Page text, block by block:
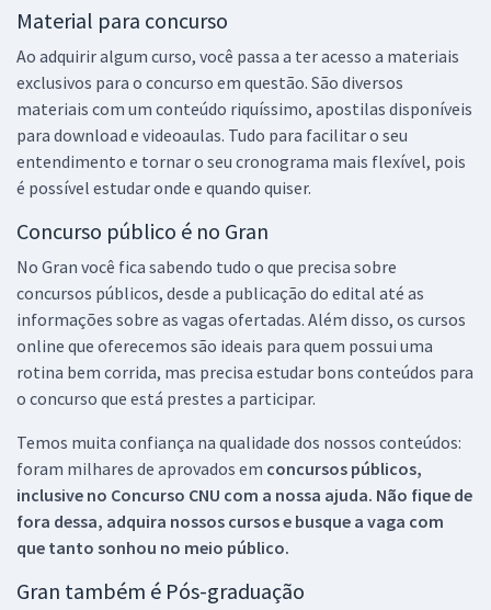
Material para concurso
Ao adquirir algum curso, você passa a ter acesso a materiais
exclusivos para o concurso em questão. São diversos
materiais com um conteúdo riquíssimo, apostilas disponíveis
para download e videoaulas. Tudo para facilitar o seu
entendimento e tornar o seu cronograma mais flexível, pois
é possível estudar onde e quando quiser.
Concurso público é no Gran
No Gran você fica sabendo tudo o que precisa sobre
concursos públicos, desde a publicação do edital até as
informações sobre as vagas ofertadas. Além disso, os cursos
online que oferecemos são ideais para quem possui uma
rotina bem corrida, mas precisa estudar bons conteúdos para
o concurso que está prestes a participar.
Temos muita confiança na qualidade dos nossos conteúdos:
foram milhares de aprovados em concursos públicos,
inclusive no Concurso CNU com a nossa ajuda. Não fique de
fora dessa, adquira nossos cursos e busque a vaga com
que tanto sonhou no meio público.
Gran também é Pós-graduação